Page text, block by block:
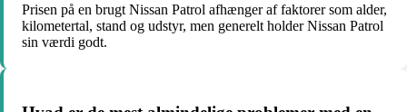
Prisen på en brugt Nissan Patrol afhænger af faktorer som alder,
kilometertal, stand og udstyr, men generelt holder Nissan Patrol
sin værdi godt.